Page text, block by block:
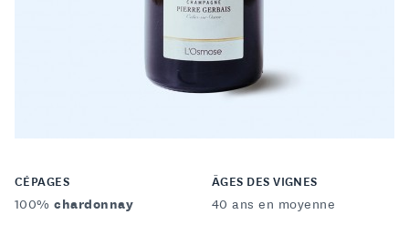
CÉPAGES
100%chardonnay
ÂGES DES VIGNES
40 ans en moyenne